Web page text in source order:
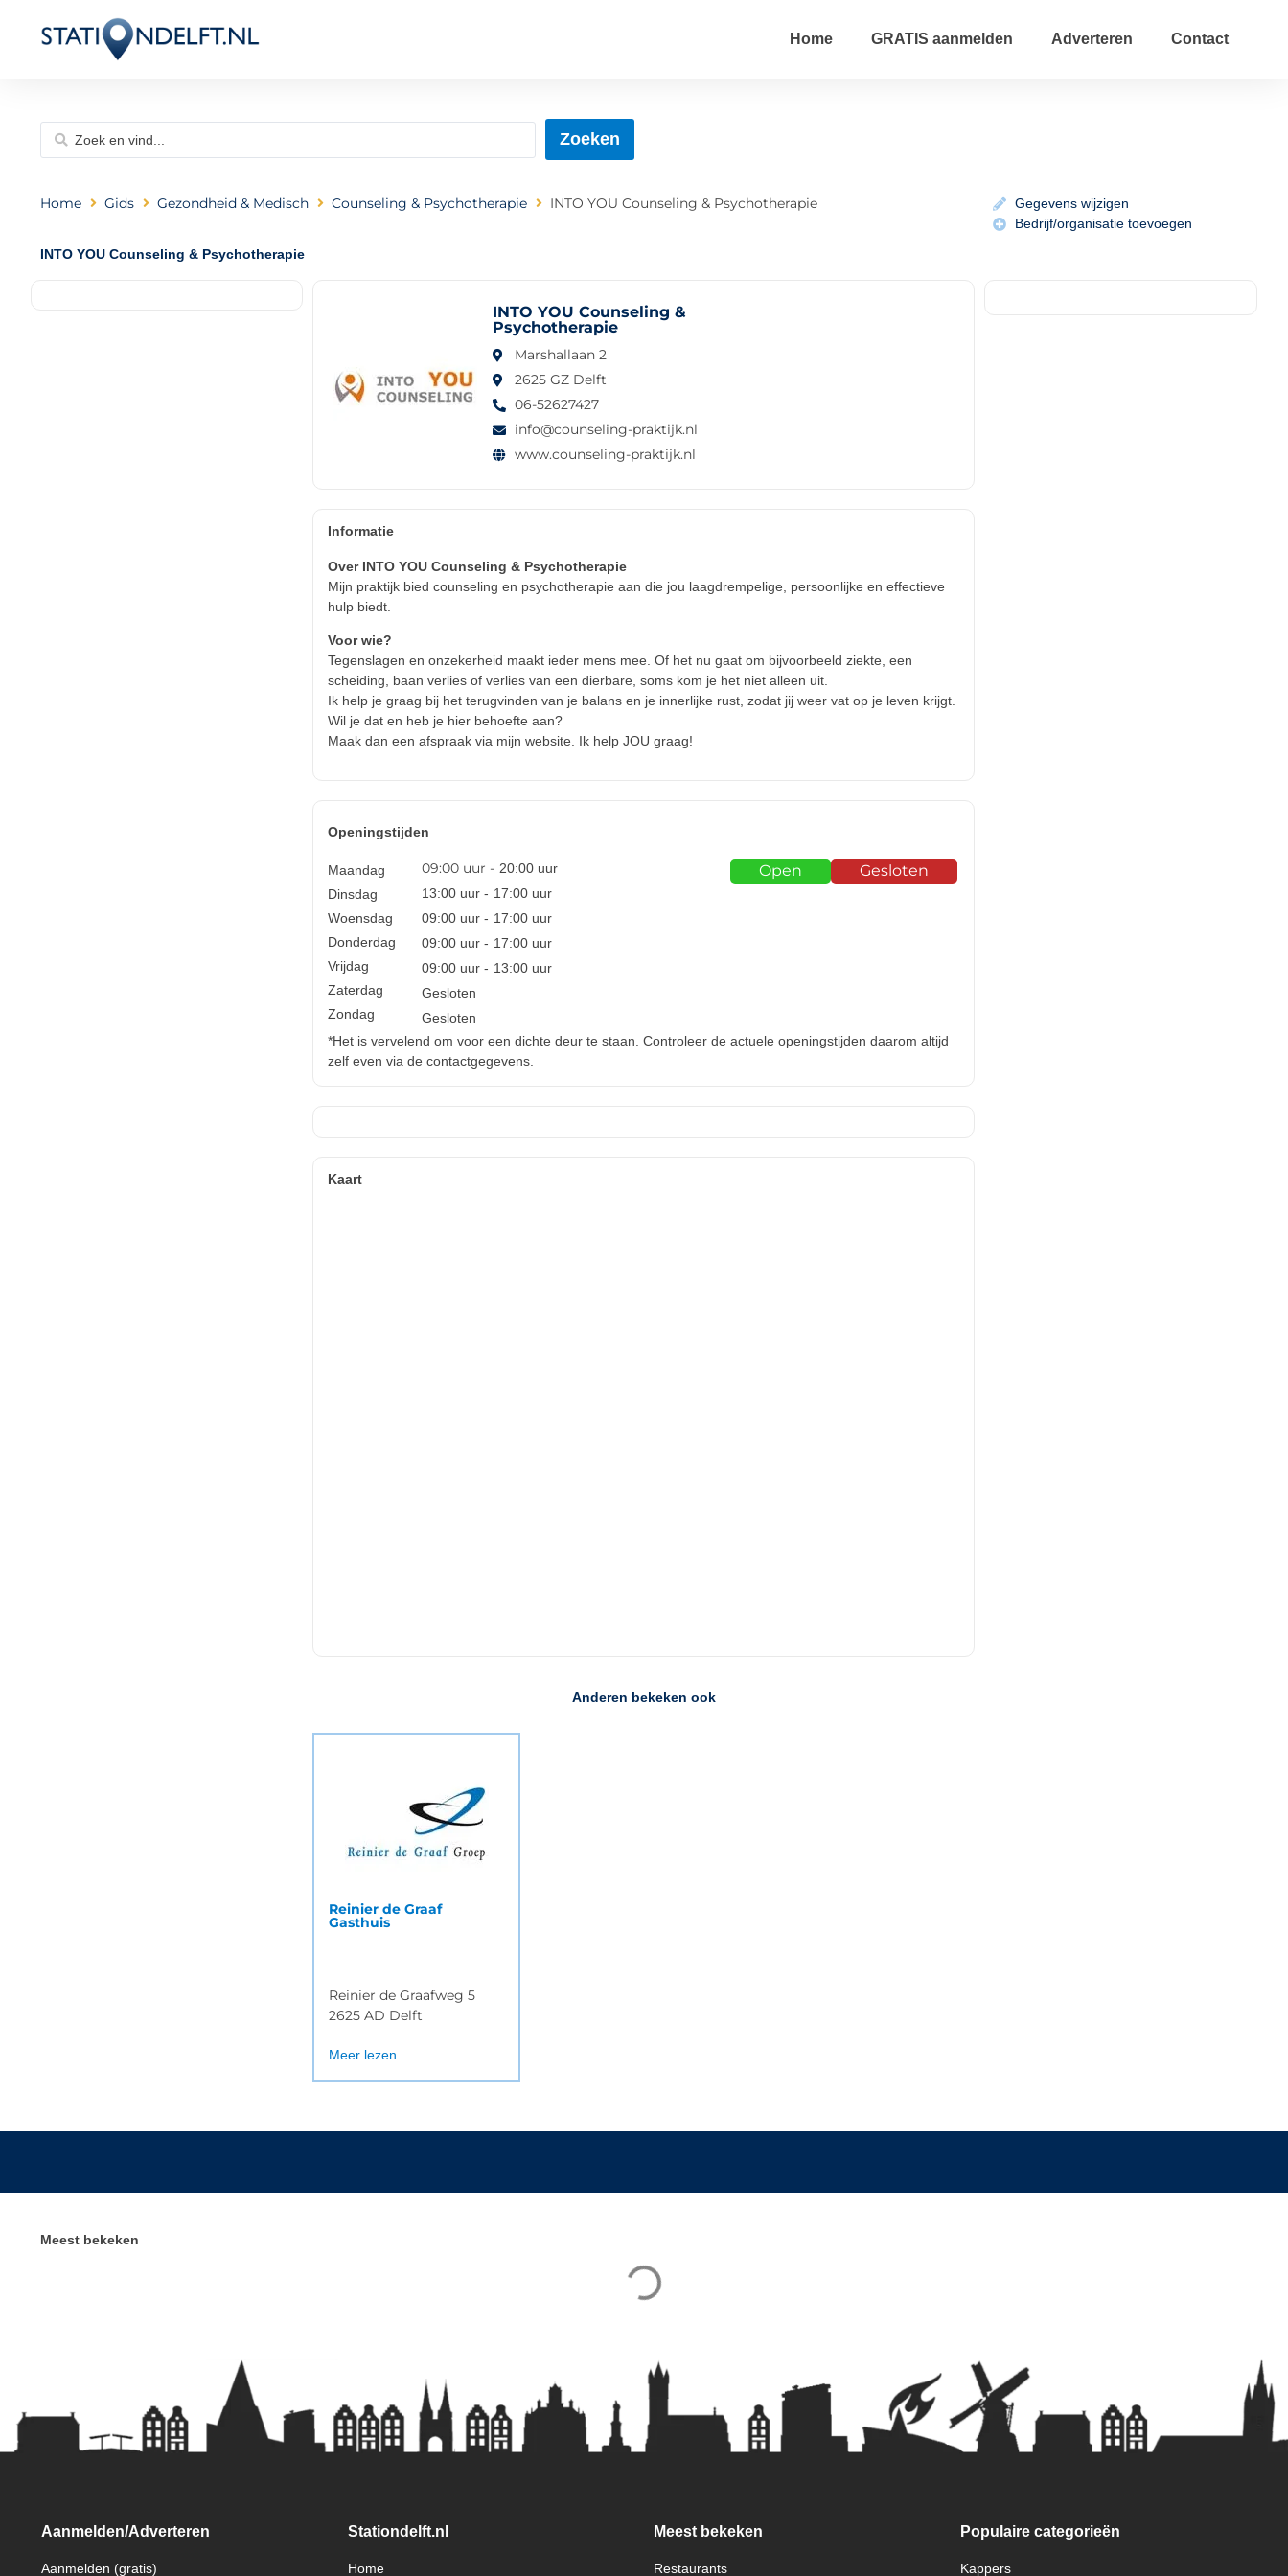
Home GRATIS aanmelden Adverteren Contact
Zoeken
Home Gids Gezondheid & Medisch Counseling & Psychotherapie INTO YOU Counseling & Psychotherapie
INTO YOU Counseling & Psychotherapie
Gegevens wijzigen
Bedrijf/organisatie toevoegen
INTO YOU Counseling &
Psychotherapie
Marshallaan 2
2625 GZ Delft
06-52627427
info@counseling-praktijk.nl
www.counseling-praktijk.nl
Informatie
Over INTO YOU Counseling & Psychotherapie
Mijn praktijk bied counseling en psychotherapie aan die jou laagdrempelige, persoonlijke en effectieve
hulp biedt.
Voor wie?
Tegenslagen en onzekerheid maakt ieder mens mee. Of het nu gaat om bijvoorbeeld ziekte, een
scheiding, baan verlies of verlies van een dierbare, soms kom je het niet alleen uit.
Ik help je graag bij het terugvinden van je balans en je innerlijke rust, zodat jij weer vat op je leven krijgt.
Wil je dat en heb je hier behoefte aan?
Maak dan een afspraak via mijn website. Ik help JOU graag!
Openingstijden
*Het is vervelend om voor een dichte deur te staan. Controleer de actuele openingstijden daarom altijd
zelf even via de contactgegevens.
Maandag
Dinsdag
Woensdag
Donderdag
Vrijdag
Zaterdag
Zondag
09:00uur - 20:00uur
13:00uur - 17:00uur
09:00uur - 17:00uur
09:00uur - 17:00uur
09:00uur - 13:00uur
Gesloten
Gesloten
Open Gesloten
Kaart
Anderen bekeken ook
Reinier de Graaf
Gasthuis
Reinier de Graafweg 5
2625 AD Delft
Meer lezen...
Meest bekeken
Aanmelden/Adverteren
Aanmelden (gratis)
Stationdelft.nl
Home
Meest bekeken
Restaurants
Populaire categorieën
Kappers